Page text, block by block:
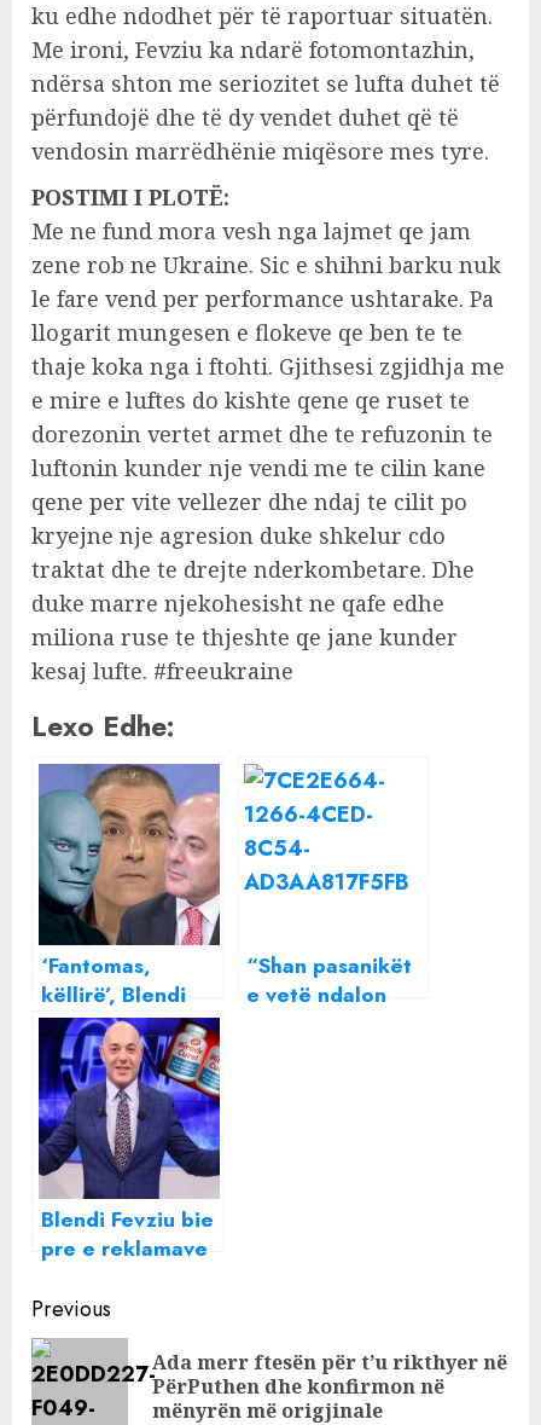
ku edhe ndodhet për të raportuar situatën.
Me ironi, Fevziu ka ndarë fotomontazhin,
ndërsa shton me seriozitet se lufta duhet të
përfundojë dhe të dy vendet duhet që të
vendosin marrëdhënie miqësore mes tyre.
POSTIMI I PLOTË:
Me ne fund mora vesh nga lajmet qe jam
zene rob ne Ukraine. Sic e shihni barku nuk
le fare vend per performance ushtarake. Pa
llogarit mungesen e flokeve qe ben te te
thaje koka nga i ftohti. Gjithsesi zgjidhja me
e mire e luftes do kishte qene qe ruset te
dorezonin vertet armet dhe te refuzonin te
luftonin kunder nje vendi me te cilin kane
qene per vite vellezer dhe ndaj te cilit po
kryejne nje agresion duke shkelur cdo
traktat dhe te drejte nderkombetare. Dhe
duke marre njekohesisht ne qafe edhe
miliona ruse te thjeshte qe jane kunder
kesaj lufte. #freeukraine
Lexo Edhe:
‘Fantomas,
këllirë’, Blendi
Fevziu reagon
ndaj sharjeve të
Arjan Çanit:
Nuk…
“Shan pasanikët
e vetë ndalon
Blendi Fevziu bie
pre e reklamave
rrjetet sociale
Continue
Reading
Previous
Ada merr ftesën për t’u rikthyer në
PërPuthen dhe konfirmon në
mënyrën më origjinale